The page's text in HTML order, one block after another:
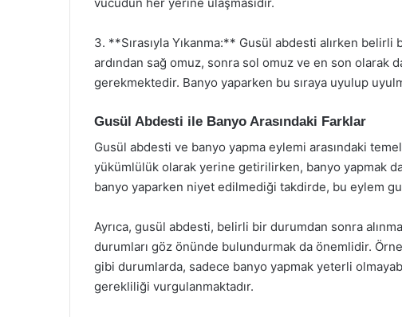
3. **Sırasıyla Yıkanma:** Gusül abdesti alırken
ardından sağ omuz, sonra sol omuz ve en son olarak
gerekmektedir. Banyo yaparken bu sıraya uyulup
Gusül Abdesti ile Banyo Arasındaki Farklar
Gusül abdesti ve banyo yapma eylemi arasındaki
yükümlülük olarak yerine getirilirken, banyo yapmak
banyo yaparken niyet edilmediği takdirde, bu eylem
Ayrıca, gusül abdesti, belirli bir durumdan sonra
durumları göz önünde bulundurmak da önemlidir.
gibi durumlarda, sadece banyo yapmak yeterli
gerekliliği vurgulanmaktadır.